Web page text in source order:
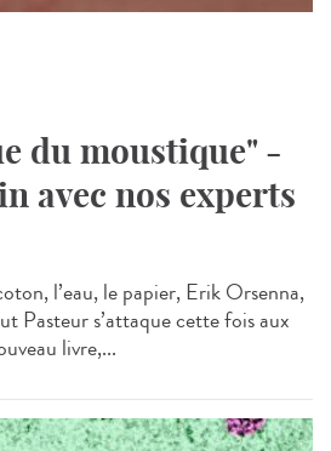
du moustique" -
avec nos experts
l’eau, le papier, Erik Orsenna,
Pasteur s’attaque cette fois aux
livre,...